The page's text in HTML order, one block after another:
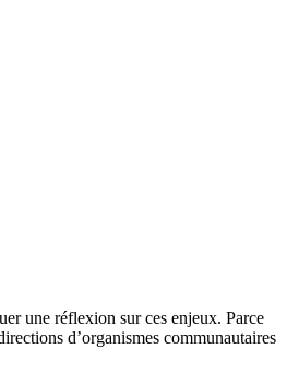
une réflexion sur ces enjeux. Parce
d’organismes communautaires